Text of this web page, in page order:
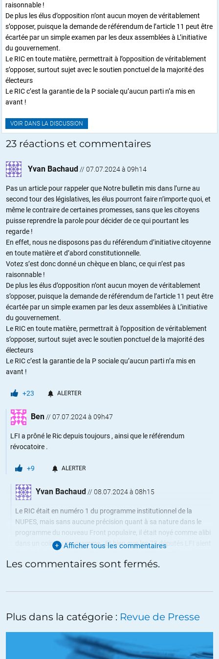
raisonnable !
De plus les élus d’opposition n’ont aucun moyen de véritablement
s’opposer, puisque la demande de référendum de l’article 11 peut être
écartée par un simple examen par les deux assemblées à L’initiative
du gouvernement.
Le RIC en toute matière, permettrait à l’opposition de véritablement
s’opposer, surtout sujet avec le soutien ponctuel de la majorité des
électeurs
Le RIC c’est la garantie de la P sociale qu’aucun parti n’a mis en
avant !
VOIR DANS LA DISCUSSION
23 réactions et commentaires
Yvan Bachaud // 07.07.2024 à 09h14
Pas un article pour rappeler que Notre bulletin mis dans l’urne au
second tour des législatives, les élus pourront faire n’importe quoi, et
même le contraire de certaines promesses, sans que les citoyens
puisse reprendre la parole pour décider de ce qui pourtant les
regarde !
En effet, nous ne disposons pas du référendum d’initiative citoyenne
en toute matière et d’abord constitutionnelle.
Votez s’est donc donné un chèque en blanc, ce qui n’est pas
raisonnable !
De plus les élus d’opposition n’ont aucun moyen de véritablement
s’opposer, puisque la demande de référendum de l’article 11 peut être
écartée par un simple examen par les deux assemblées à L’initiative
du gouvernement.
Le RIC en toute matière, permettrait à l’opposition de véritablement
s’opposer, surtout sujet avec le soutien ponctuel de la majorité des
électeurs
Le RIC c’est la garantie de la P sociale qu’aucun parti n’a mis en
avant !
+23 ALERTER
Ben // 07.07.2024 à 09h47
LFI a prôné le Ric depuis toujours , ainsi que le référendum
révocatoire .
+9 ALERTER
Yvan Bachaud // 08.07.2024 à 08h15
Le RIC était en numéro 1 du programme institutionnel de la
NUPES, mais sans aucune précision quant à sa nature dans le
programme du nouveau Front populaire, il était noyé comme alibi
dans un coin du programme . Et bien que les 73 députés LFI aient
Presque aucun candidat, LFI ne l’avait dans sa profession de foi.
Bouddha Vert//07.07.2024 à 11h03
Afficher tous les commentaires
Les commentaires sont fermés.
Plus dans la catégorie : Revue de Presse